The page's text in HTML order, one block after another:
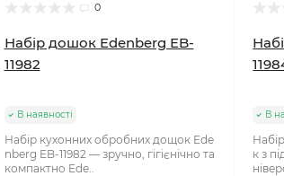
0
Набір дошок Edenberg EB-
11982
В наявності
Набір кухонних обробних дощок Ede
nberg EB-11982 — зручно, гігієнічно та
компактно Ede..
В
к з